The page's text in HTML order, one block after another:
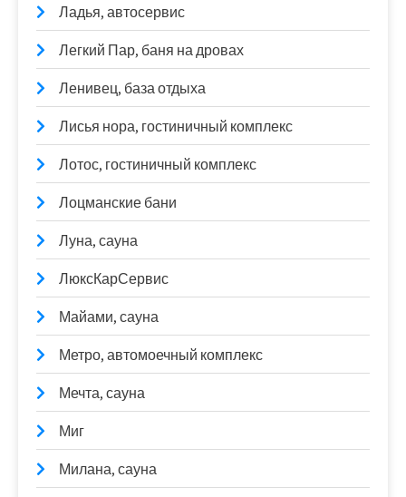
Ладья, автосервис
Легкий Пар, баня на дровах
Ленивец, база отдыха
Лисья нора, гостиничный комплекс
Лотос, гостиничный комплекс
Лоцманские бани
Луна, сауна
ЛюксКарСервис
Майами, сауна
Метро, автомоечный комплекс
Мечта, сауна
Миг
Милана, сауна